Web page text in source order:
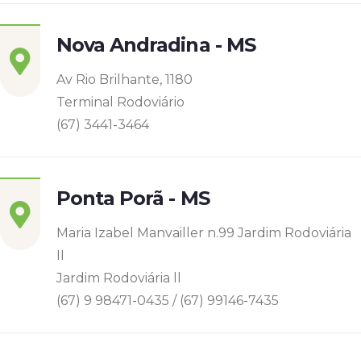
Nova Andradina - MS
Av Rio Brilhante, 1180
Terminal Rodoviário
(67) 3441-3464
Ponta Porã - MS
Maria Izabel Manvailler n.99 Jardim Rodoviária
II
Jardim Rodoviária ll
(67) 9 98471-0435 / (67) 99146-7435